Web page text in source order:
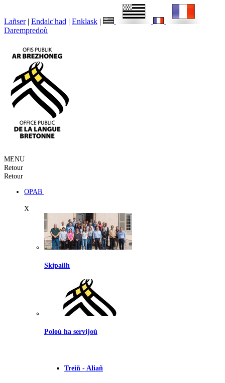
Lañser | Endalc'had | Enklask |
Darempredoù
MENU
Retour
Retour
OPAB
X
Skipailh
Poloù ha servijoù
Treiñ - Aliañ